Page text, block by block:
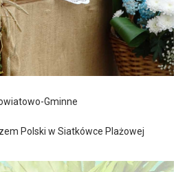
Gminne
Polski w Siatkówce Plażowej